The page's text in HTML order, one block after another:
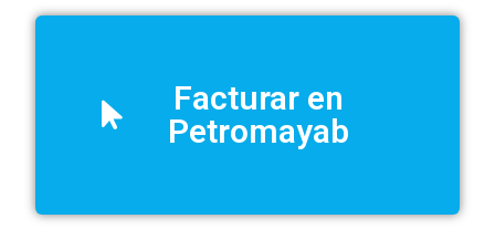
Facturar en
Petromayab